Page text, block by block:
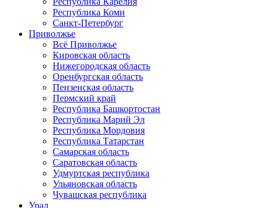
Республика Коми
Санкт-Петербург
Приволжье
Всё Приволжье
Кировская область
Нижегородская область
Оренбургская область
Пензенская область
Пермский край
Республика Башкортостан
Республика Марий Эл
Республика Мордовия
Республика Татарстан
Самарская область
Саратовская область
Удмуртская республика
Ульяновская область
Чувашская республика
Урал